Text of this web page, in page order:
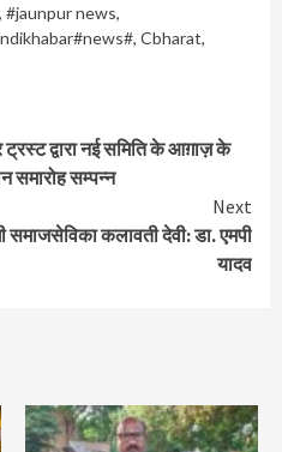
, #jaunpur news,
, Cbharat,
द्वारा नई समिति के आग़ाज़ के
समारोह सम्पन्न
Next
कलावती देवी: डा. एमपी
यादव